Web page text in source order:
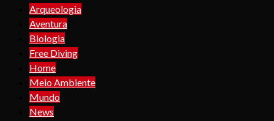
Arqueologia
Aventura
Biologia
Free Diving
Home
Meio Ambiente
Mundo
News